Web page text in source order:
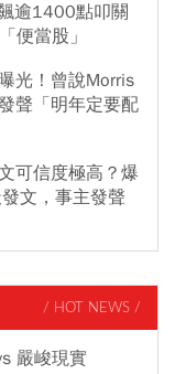
逾1400點叩關
便當股」
光！曾說Morris
聲「明年定要配
可信度極高？爆
文，事主發聲
/ HOT NEWS /
嚴峻現實